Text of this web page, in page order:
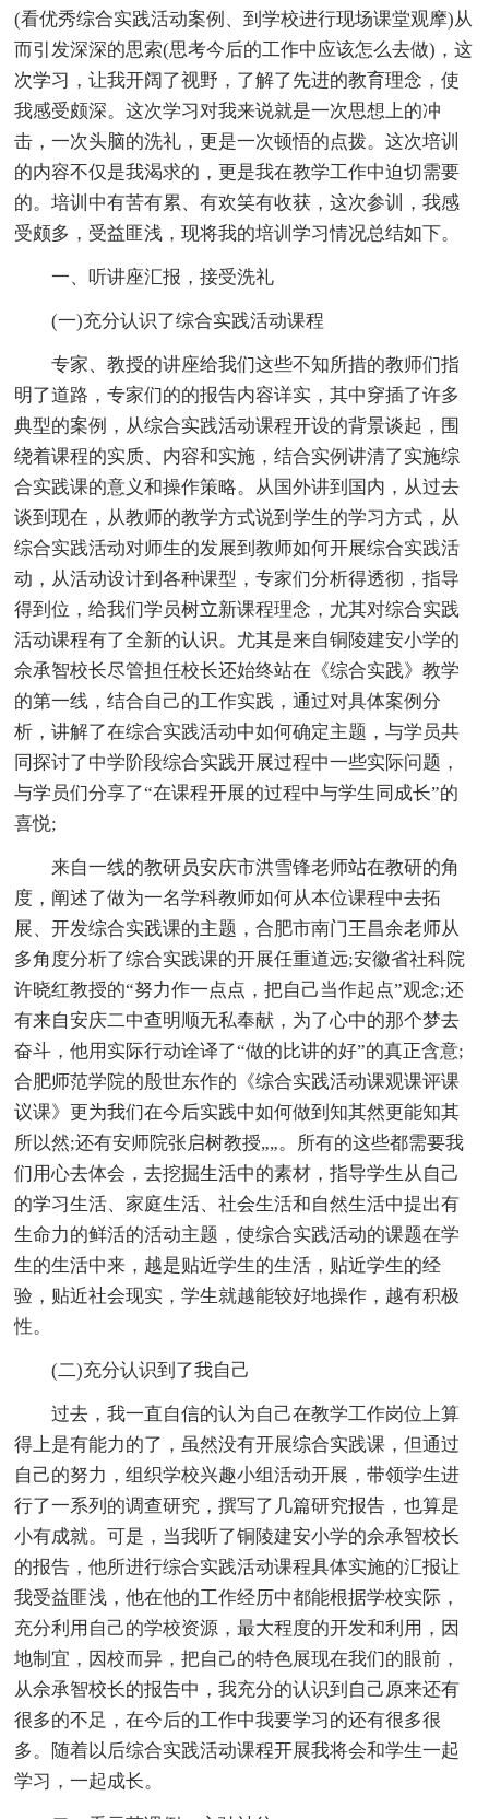
(看优秀综合实践活动案例、到学校进行现场课堂观摩)从
而引发深深的思索(思考今后的工作中应该怎么去做)，这
次学习，让我开阔了视野，了解了先进的教育理念，使
我感受颇深。这次学习对我来说就是一次思想上的冲
击，一次头脑的洗礼，更是一次顿悟的点拨。这次培训
的内容不仅是我渴求的，更是我在教学工作中迫切需要
的。培训中有苦有累、有欢笑有收获，这次参训，我感
受颇多，受益匪浅，现将我的培训学习情况总结如下。
一、听讲座汇报，接受洗礼
(一)充分认识了综合实践活动课程
专家、教授的讲座给我们这些不知所措的教师们指
明了道路，专家们的的报告内容详实，其中穿插了许多
典型的案例，从综合实践活动课程开设的背景谈起，围
绕着课程的实质、内容和实施，结合实例讲清了实施综
合实践课的意义和操作策略。从国外讲到国内，从过去
谈到现在，从教师的教学方式说到学生的学习方式，从
综合实践活动对师生的发展到教师如何开展综合实践活
动，从活动设计到各种课型，专家们分析得透彻，指导
得到位，给我们学员树立新课程理念，尤其对综合实践
活动课程有了全新的认识。尤其是来自铜陵建安小学的
佘承智校长尽管担任校长还始终站在《综合实践》教学
的第一线，结合自己的工作实践，通过对具体案例分
析，讲解了在综合实践活动中如何确定主题，与学员共
同探讨了中学阶段综合实践开展过程中一些实际问题，
与学员们分享了“在课程开展的过程中与学生同成长”的
喜悦;
来自一线的教研员安庆市洪雪锋老师站在教研的角
度，阐述了做为一名学科教师如何从本位课程中去拓
展、开发综合实践课的主题，合肥市南门王昌余老师从
多角度分析了综合实践课的开展任重道远;安徽省社科院
许晓红教授的“努力作一点点，把自己当作起点”观念;还
有来自安庆二中查明顺无私奉献，为了心中的那个梦去
奋斗，他用实际行动诠译了“做的比讲的好”的真正含意;
合肥师范学院的殷世东作的《综合实践活动课观课评课
议课》更为我们在今后实践中如何做到知其然更能知其
所以然;还有安师院张启树教授„„。所有的这些都需要我
们用心去体会，去挖掘生活中的素材，指导学生从自己
的学习生活、家庭生活、社会生活和自然生活中提出有
生命力的鲜活的活动主题，使综合实践活动的课题在学
生的生活中来，越是贴近学生的生活，贴近学生的经
验，贴近社会现实，学生就越能较好地操作，越有积极
性。
(二)充分认识到了我自己
过去，我一直自信的认为自己在教学工作岗位上算
得上是有能力的了，虽然没有开展综合实践课，但通过
自己的努力，组织学校兴趣小组活动开展，带领学生进
行了一系列的调查研究，撰写了几篇研究报告，也算是
小有成就。可是，当我听了铜陵建安小学的佘承智校长
的报告，他所进行综合实践活动课程具体实施的汇报让
我受益匪浅，他在他的工作经历中都能根据学校实际，
充分利用自己的学校资源，最大程度的开发和利用，因
地制宜，因校而异，把自己的特色展现在我们的眼前，
从佘承智校长的报告中，我充分的认识到自己原来还有
很多的不足，在今后的工作中我要学习的还有很多很
多。随着以后综合实践活动课程开展我将会和学生一起
学习，一起成长。